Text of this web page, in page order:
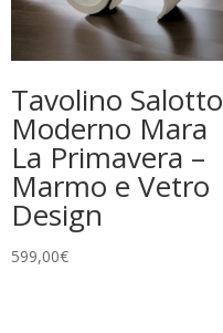
Tavolino Salotto
Moderno Mara
La Primavera –
Marmo e Vetro
Design
599,00€